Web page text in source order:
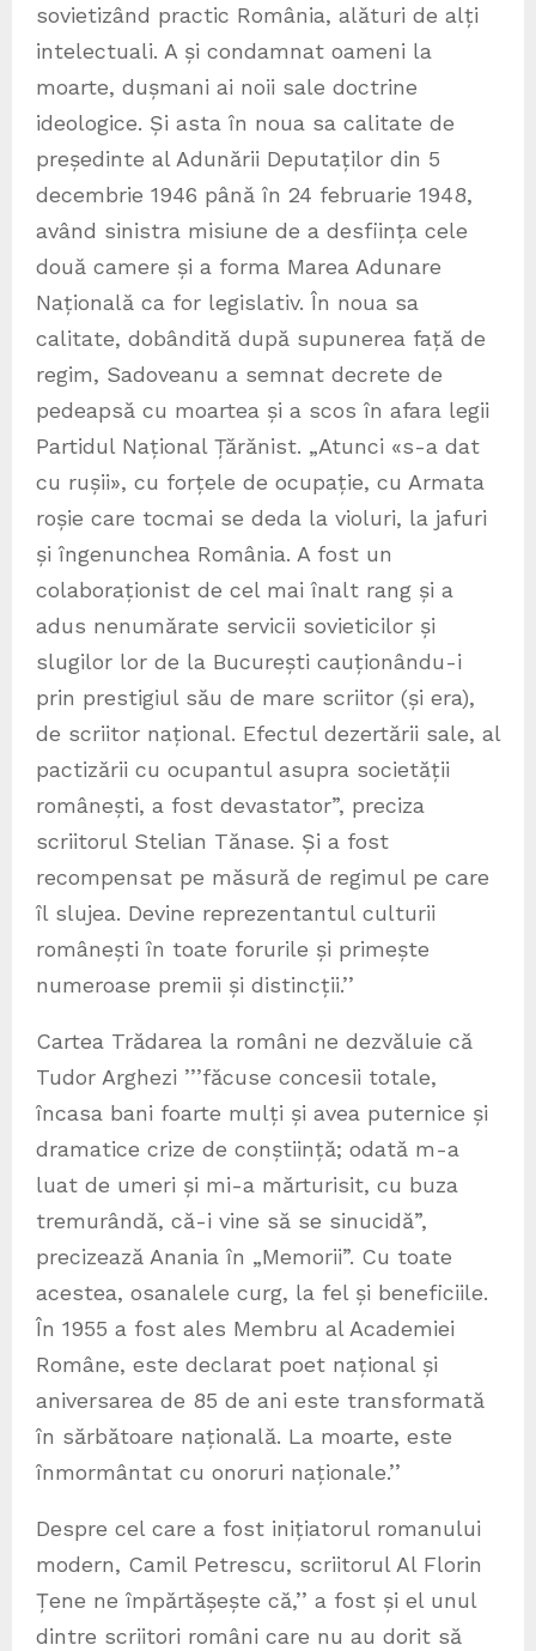
sovietizând practic România, alături de alți
intelectuali. A și condamnat oameni la
moarte, dușmani ai noii sale doctrine
ideologice. Și asta în noua sa calitate de
președinte al Adunării Deputaților din 5
decembrie 1946 până în 24 februarie 1948,
având sinistra misiune de a desființa cele
două camere și a forma Marea Adunare
Națională ca for legislativ. În noua sa
calitate, dobândită după supunerea față de
regim, Sadoveanu a semnat decrete de
pedeapsă cu moartea și a scos în afara legii
Partidul Național Țărănist. „Atunci «s-a dat
cu rușii», cu forțele de ocupație, cu Armata
roșie care tocmai se deda la violuri, la jafuri
și îngenunchea România. A fost un
colaboraționist de cel mai înalt rang și a
adus nenumărate servicii sovieticilor și
slugilor lor de la București cauționându-i
prin prestigiul său de mare scriitor (și era),
de scriitor național. Efectul dezertării sale, al
pactizării cu ocupantul asupra societății
românești, a fost devastator”, preciza
scriitorul Stelian Tănase. Și a fost
recompensat pe măsură de regimul pe care
îl slujea. Devine reprezentantul culturii
românești în toate forurile și primește
numeroase premii și distincții.’’
Cartea Trădarea la români ne dezvăluie că
Tudor Arghezi ’’’făcuse concesii totale,
încasa bani foarte mulți și avea puternice și
dramatice crize de conștiință; odată m-a
luat de umeri și mi-a mărturisit, cu buza
tremurândă, că-i vine să se sinucidă”,
precizează Anania în „Memorii”. Cu toate
acestea, osanalele curg, la fel și beneficiile.
În 1955 a fost ales Membru al Academiei
Române, este declarat poet național și
aniversarea de 85 de ani este transformată
în sărbătoare națională. La moarte, este
înmormântat cu onoruri naționale.’’
Despre cel care a fost inițiatorul romanului
modern, Camil Petrescu, scriitorul Al Florin
Țene ne împărtășește că‚’’ a fost și el unul
dintre scriitori români care nu au dorit să